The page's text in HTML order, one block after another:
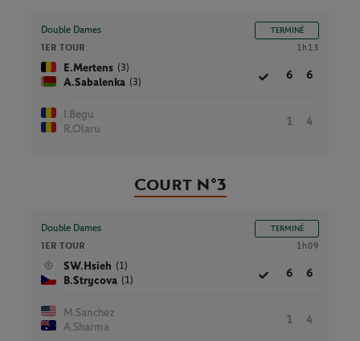
Double Dames TERMINÉ
1ER TOUR 1h13
E.Mertens (3)
A.Sabalenka (3)
6 6
I.Begu
R.Olaru
1 4
Court N°3
Double Dames TERMINÉ
1ER TOUR 1h09
SW.Hsieh (1)
B.Strycova (1)
6 6
M.Sanchez
A.Sharma
1 4